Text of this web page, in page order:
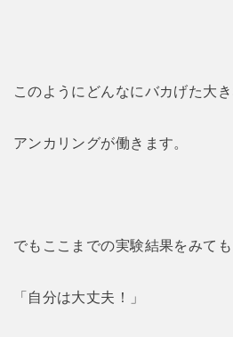
このようにどんなにバカげた大
アンカリングが働きます。
でもここまでの実験結果をみても
「自分は大丈夫！」